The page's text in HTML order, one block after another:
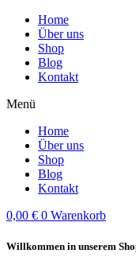
Home
Über uns
Shop
Blog
Kontakt
Menü
Home
Über uns
Shop
Blog
Kontakt
0,00 € 0 Warenkorb
Willkommen in unserem